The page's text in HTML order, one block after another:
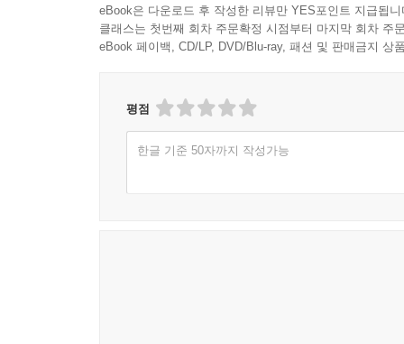
eBook은 다운로드 후 작성한 리뷰만 YES포인트 지급됩니
클래스는 첫번째 회차 주문확정 시점부터 마지막 회차 주
eBook 페이백, CD/LP, DVD/Blu-ray, 패션 및 판매금지 상
평점
한글 기준 50자까지 작성가능